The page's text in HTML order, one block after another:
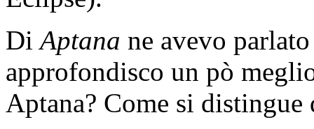
DiAptana ne avevo
approfondisco un pò
Aptana? Come si distingue